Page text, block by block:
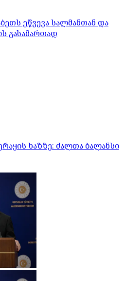
ეწვევა სალმანთან და
გასამართად
ხაზზე: ძალთა ბალანსი